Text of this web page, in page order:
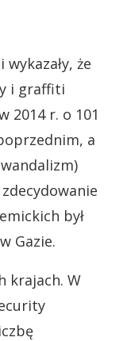
że
i graffiti
2014 r. o 101
a
był
Gazie.
krajach. W